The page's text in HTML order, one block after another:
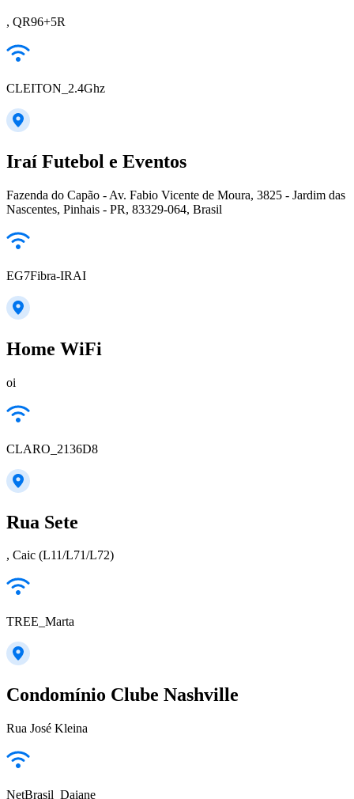
, QR96+5R
CLEITON_2.4Ghz
Iraí Futebol e Eventos
Fazenda do Capão - Av. Fabio Vicente de Moura, 3825 - Jardim das
Nascentes, Pinhais - PR, 83329-064, Brasil
EG7Fibra-IRAI
Home WiFi
oi
CLARO_2136D8
Rua Sete
, Caic (L11/L71/L72)
TREE_Marta
Condomínio Clube Nashville
Rua José Kleina
NetBrasil_Daiane